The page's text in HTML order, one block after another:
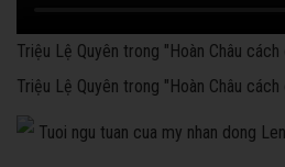
Triệu Lệ Quyên trong "Hoàn Châu cách
Triệu Lệ Quyên trong "Hoàn Châu cách